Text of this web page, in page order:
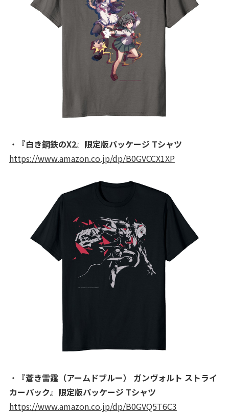
・
『白き鋼鉄のX2』限定版パッケージ Tシャツ
https://www.amazon.co.jp/dp/B0GVCCX1XP
・
『蒼き雷霆（アームドブルー） ガンヴォルト ストライ
カーパック』限定版パッケージ Tシャツ
https://www.amazon.co.jp/dp/B0GVQ5T6C3